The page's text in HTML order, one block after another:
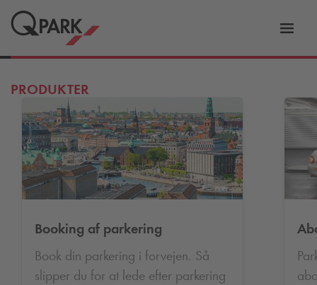
Slå
PRODUKTER
Booking af parkering
Book din parkering i forvejen. Så
slipper du for at lede efter parkering